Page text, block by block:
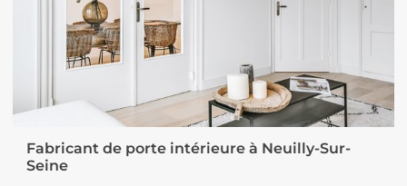
Fabricant de porte intérieure à Neuilly-Sur-
Seine